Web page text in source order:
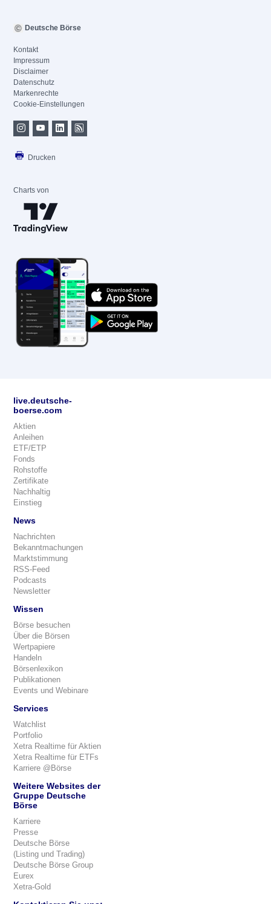
Deutsche Börse
Kontakt
Impressum
Disclaimer
Datenschutz
Markenrechte
Cookie-Einstellungen
Drucken
Charts von
live.deutsche-
boerse.com
Aktien
Anleihen
ETF/ETP
Fonds
Rohstoffe
Zertifikate
Nachhaltig
Einstieg
News
Nachrichten
Bekanntmachungen
Marktstimmung
RSS-Feed
Podcasts
Newsletter
Wissen
Börse besuchen
Über die Börsen
Wertpapiere
Handeln
Börsenlexikon
Publikationen
Events und Webinare
Services
Watchlist
Portfolio
Xetra Realtime für Aktien
Xetra Realtime für ETFs
Karriere @Börse
Weitere Websites der
Gruppe Deutsche
Börse
Karriere
Presse
Deutsche Börse
(Listing und Trading)
Deutsche Börse Group
Eurex
Xetra-Gold